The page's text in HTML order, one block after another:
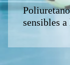
sensibles